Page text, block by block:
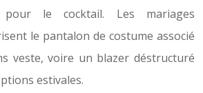
pour le cocktail. Les mariages
le pantalon de costume associé
veste, voire un blazer déstructuré
estivales.